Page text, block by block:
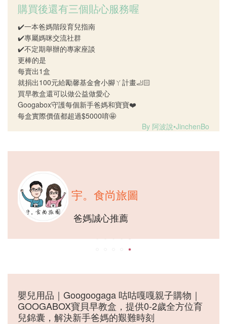
購買後還有三個貼心服務喔
✔️一本爸媽階段育兒指南
✔️專屬媽咪交流社群
✔️不定期舉辦的專家座談
更棒的是
每賣出1盒
就捐出100元給勵馨基金會小腳ㄚ計畫🦶🏻
買早教盒還可以做公益做愛心
Googabox守護每個新手爸媽和寶寶❤️
每盒實際價值都超過$5000唷🤩
By 阿波說•JinchenBo
宇。食尚旅圖
爸媽誠心推薦
嬰兒用品｜Googoogaga 咕咕嘎嘎親子購物｜
GOOGABOX寶貝早教盒，提供0-2歲全方位育
兒錦囊，解決新手爸媽的艱難時刻